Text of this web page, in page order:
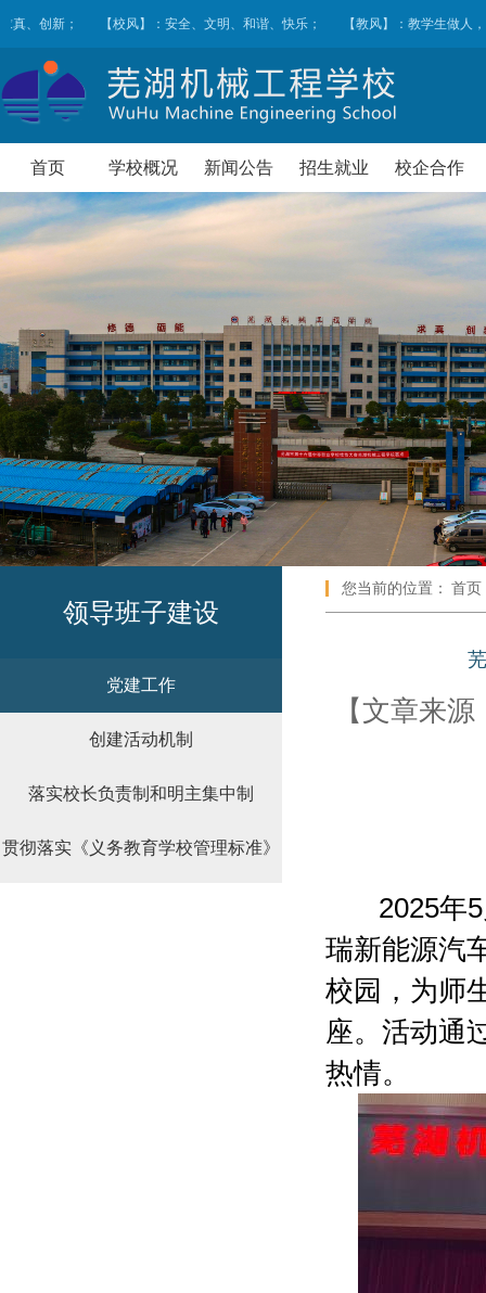
、创新； 【校风】：安全、文明、和谐、快乐； 【教风】：教学生做人
首页 学校概况 新闻公告 招生就业 校企合作
领导班子建设
党建工作
创建活动机制
落实校长负责制和明主集中制
贯彻落实《义务教育学校管理标准》
您当前的位置： 首页
【文章来
2025年5
瑞新能源汽
校园，为师
座。活动通
热情。